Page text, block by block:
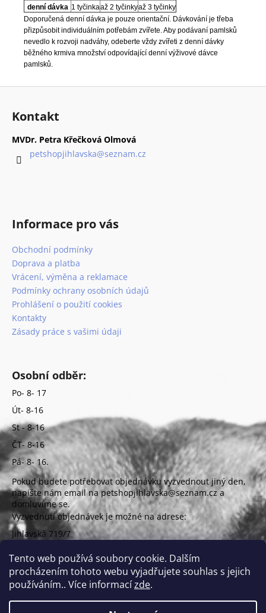
Tento web používá soubory cookie. Dalším
procházením tohoto webu vyjadřujete souhlas s jejich
používáním.. Více informacízde.
denní dávka 1 tyčinkaaž 2 tyčinkyaž 3 tyčinky
Doporučená denní dávka je pouze orientační. Dávkování je třeba
přizpůsobit individuálním potřebám zvířete. Aby podávaní pamlsků
nevedlo k rozvoji nadváhy, odeberte vždy zvířeti z denní dávky
běžného krmiva množství odpovídající denní výživové dávce
pamlsků.
Z
Kontakt
MVDr. Petra Křečková Olmová
petshopjihlavska@seznam.cz
Informace pro vás
Obchodní podmínky
Doprava a platba
Vrácení, výměna a reklamace
Podmínky ochrany osobních údajů
Prohlášení o použití cookies
Kontakty
Zásady práce s vašimi údaji
Osobní odběr:
Po- 8- 17
Út- 8-16
St - 8-16
ČT- 8-16
Pá- 8- 16.
Pokud budete potřebovat objednávku vyzvednout jiný den,
napište nám email na petshopjihlavska@seznam.cz a
domluvíme se.
Vyzvednutí objednávek je možné na adrese:
Jihlavská 719/7
(vchod z ulice Uzbecká)